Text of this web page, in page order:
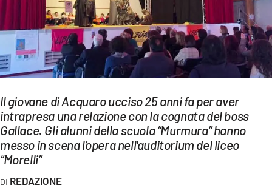
SPORT
Streaming
LAC NETWORK
LAC ONAIR
LaC
Il giovane di Acquaro ucciso 25 anni fa per aver
intrapresa una relazione con la cognata del boss
Gallace. Gli alunni della scuola “Murmura” hanno
messo in scena l’opera nell'auditorium del liceo
“Morelli”
REDAZIONE